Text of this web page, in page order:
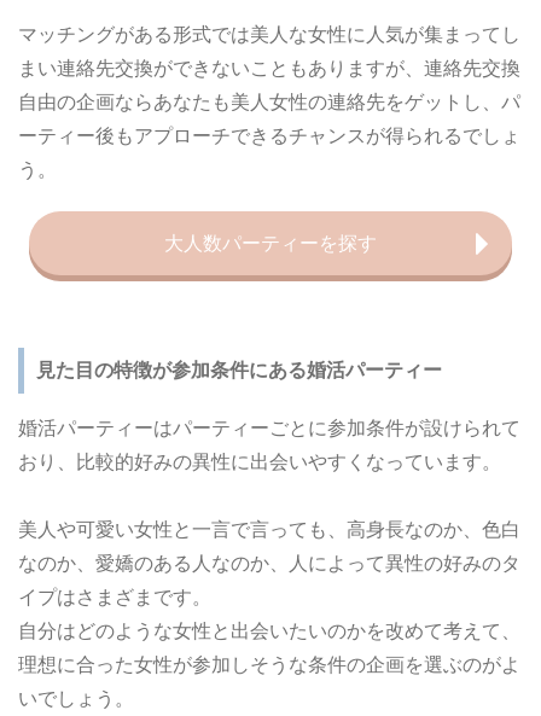
マッチングがある形式では美人な女性に人気が集まってし
まい連絡先交換ができないこともありますが、連絡先交換
自由の企画ならあなたも美人女性の連絡先をゲットし、パ
ーティー後もアプローチできるチャンスが得られるでしょ
う。
大人数パーティーを探す
見た目の特徴が参加条件にある婚活パーティー
婚活パーティーはパーティーごとに参加条件が設けられて
おり、比較的好みの異性に出会いやすくなっています。
美人や可愛い女性と一言で言っても、高身長なのか、色白
なのか、愛嬌のある人なのか、人によって異性の好みのタ
イプはさまざまです。
自分はどのような女性と出会いたいのかを改めて考えて、
理想に合った女性が参加しそうな条件の企画を選ぶのがよ
いでしょう。